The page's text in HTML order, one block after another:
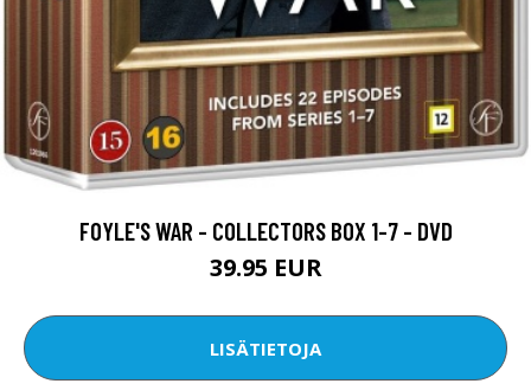
FOYLE'S WAR - COLLECTORS BOX 1-7 - DVD
39.95 EUR
LISÄTIETOJA